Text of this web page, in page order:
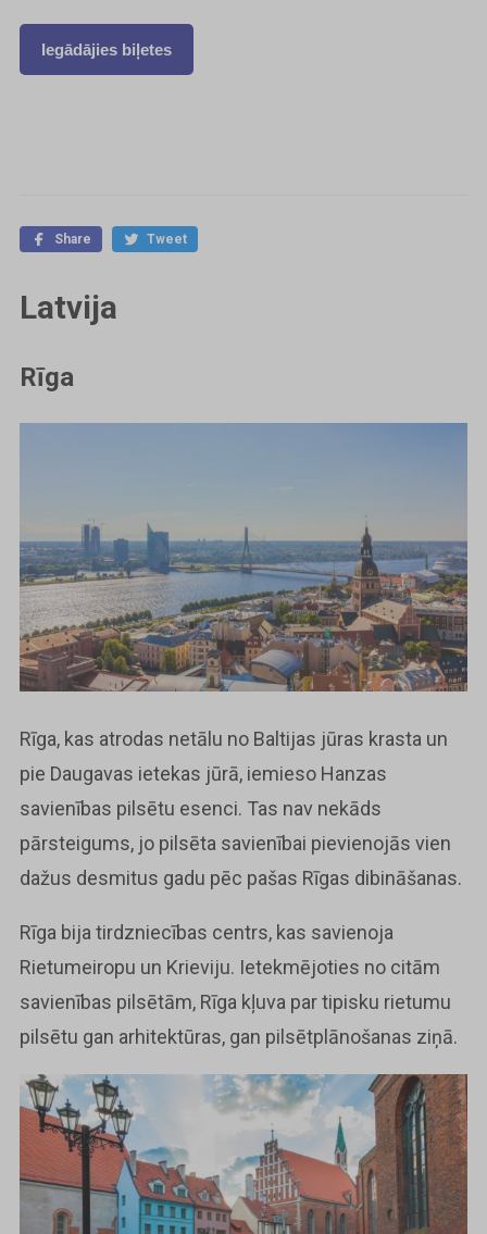
Iegādājies biļetes
Share Tweet
Latvija
Rīga
Rīga, kas atrodas netālu no Baltijas jūras krasta un
pie Daugavas ietekas jūrā, iemieso Hanzas
savienības pilsētu esenci. Tas nav nekāds
pārsteigums, jo pilsēta savienībai pievienojās vien
dažus desmitus gadu pēc pašas Rīgas dibināšanas.
Rīga bija tirdzniecības centrs, kas savienoja
Rietumeiropu un Krieviju. Ietekmējoties no citām
savienības pilsētām, Rīga kļuva par tipisku rietumu
pilsētu gan arhitektūras, gan pilsētplānošanas ziņā.